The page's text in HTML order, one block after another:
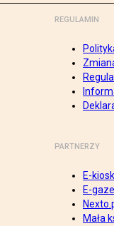
REGULAMIN
PARTNERZY
E-
E-
Mała